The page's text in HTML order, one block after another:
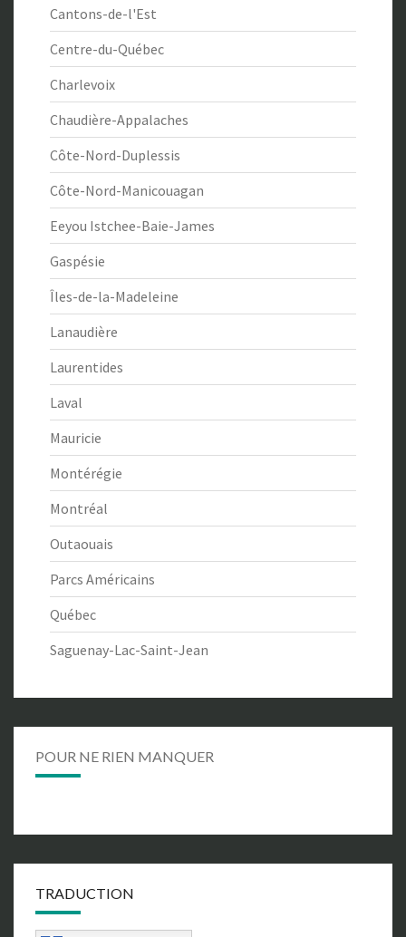
Cantons-de-l'Est
Centre-du-Québec
Charlevoix
Chaudière-Appalaches
Côte-Nord-Duplessis
Côte-Nord-Manicouagan
Eeyou Istchee-Baie-James
Gaspésie
Îles-de-la-Madeleine
Lanaudière
Laurentides
Laval
Mauricie
Montérégie
Montréal
Outaouais
Parcs Américains
Québec
Saguenay-Lac-Saint-Jean
POUR NE RIEN MANQUER
TRADUCTION